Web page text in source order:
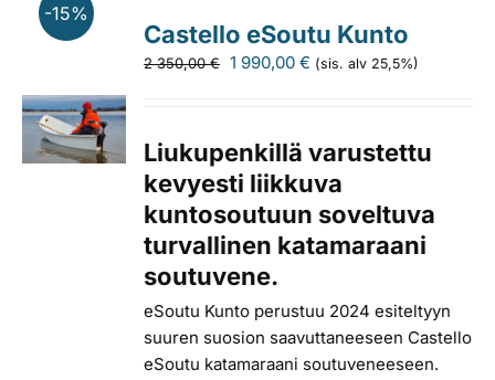
-15%
Castello eSoutu Kunto
2 350,00€ Alkuperäinen
350,00 €.
1 990,00€ Nykyinen
990,00 €.
(sis. alv 25,5%)
Liukupenkillä varustettu
kevyesti liikkuva
kuntosoutuun soveltuva
turvallinen katamaraani
soutuvene.
eSoutu Kunto perustuu 2024 esiteltyyn
suuren suosion saavuttaneeseen Castello
eSoutu katamaraani soutuveneeseen.